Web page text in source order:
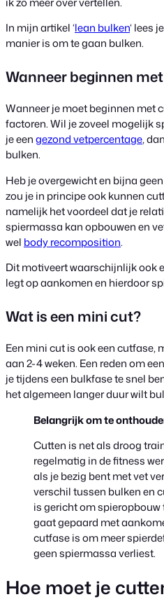
In mijn artikel ‘lean bulken‘ lees
manier is om te gaan bulken.
Wanneer beginnen
Wanneer je moet beginnen met
factoren. Wil je zoveel mogelijk
je eengezond vetpercentage,
bulken.
Heb je overgewicht en bijna
zou je in principe ook kunnen
namelijk het voordeel dat je
spiermassa kan opbouwen en
wel body recomposition.
Dit motiveert waarschijnlijk ook
legt op aankomen en hierdoor
Wat is een mini cut?
Een mini cut is ook een cutfase,
aan 2-4 weken. Een reden om
je tijdens een bulkfase te snel
het algemeen langer duur wilt
Belangrijk om te
Cutten is net als droog
regelmatig in de fitness
als je bezig bent met vet
verschil tussen bulken en
is gericht om
gaat gepaard met
cutfase is om meer
geen spiermassa verliest.
Hoe moet je